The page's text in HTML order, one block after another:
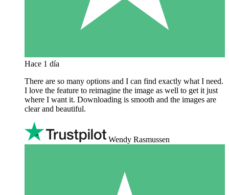
Hace 1 día
There are so many options and I can find exactly what I need.
I love the feature to reimagine the image as well to get it just
where I want it. Downloading is smooth and the images are
clear and beautiful.
Wendy Rasmussen